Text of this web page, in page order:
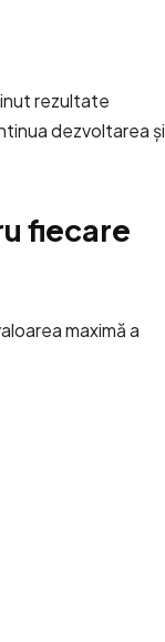
rezultate
dezvoltarea și
fiecare
maximă a